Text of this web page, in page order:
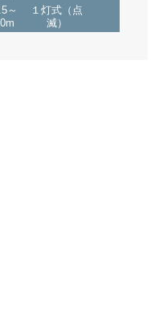
～
１灯式（点
滅）